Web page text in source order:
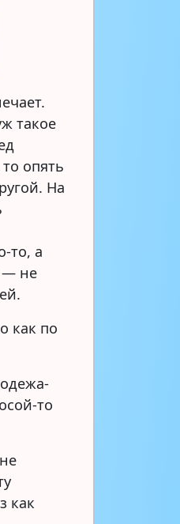
такое
опять
На
то, а
— не
как по
то
как